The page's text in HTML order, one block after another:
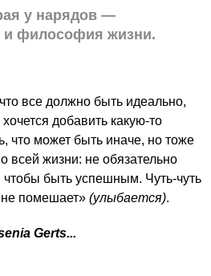
у нарядов —
и философия жизни.
все должно быть идеально,
добавить какую-то
что может быть иначе, но тоже
всей жизни: не обязательно
быть успешным. Чуть-чуть
не помешает» (улыбается).
Gerts...